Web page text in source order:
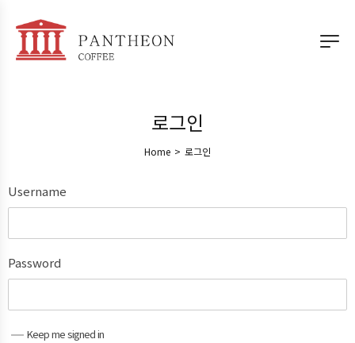
로그인
Home > 로그인
Username
Password
Keep me signed in